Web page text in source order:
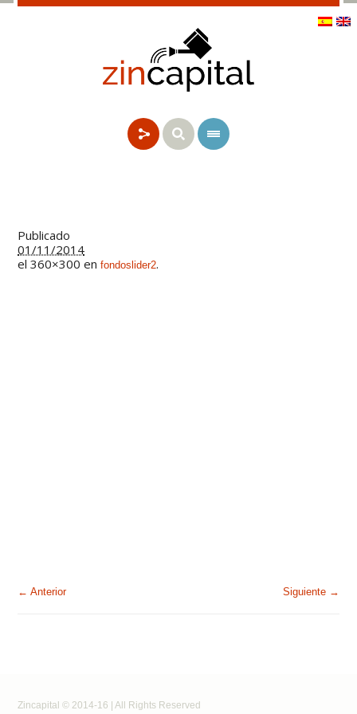
Publicado
01/11/2014
el 360×300 enfondoslider2.
← Anterior Siguiente →
Zincapital © 2014-16 | All Rights Reserved